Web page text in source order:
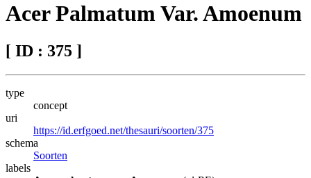
Acer Palmatum Var. Amoenum
[ ID : 375 ]
type
concept
uri
https://id.erfgoed.net/thesauri/soorten/375
schema
Soorten
labels